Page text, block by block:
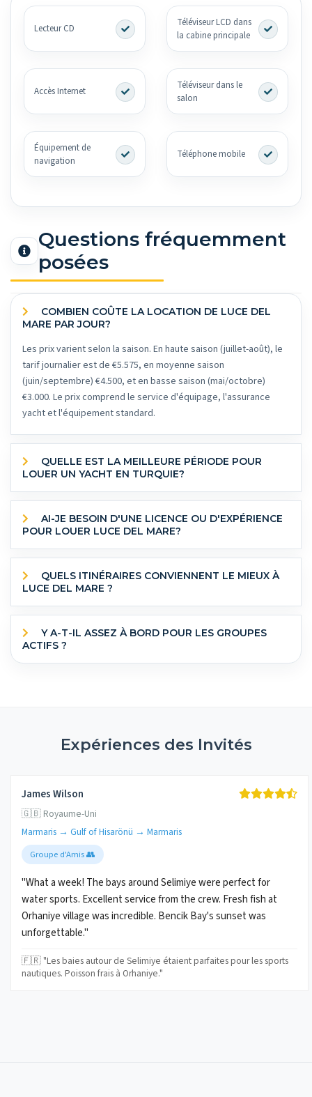
Lecteur CD
Téléviseur LCD dans
la cabine principale
Accès Internet
Téléviseur dans le
salon
Équipement de
navigation
Téléphone mobile
Questions fréquemment
posées
MARE PAR JOUR?
Les prix varient selon la saison. En haute saison (juillet-août), le
tarif journalier est de €5.575, en moyenne saison
(juin/septembre) €4.500, et en basse saison (mai/octobre)
€3.000. Le prix comprend le service d'équipage, l'assurance
yacht et l'équipement standard.
LOUER UN YACHT EN TURQUIE?
POUR LOUER LUCE DEL MARE?
LUCE DEL MARE ?
ACTIFS ?
Expériences des Invités
James Wilson
🇬🇧 Royaume-Uni
Marmaris → Gulf of Hisarönü → Marmaris
Groupe d'Amis 👥
"What a week! The bays around Selimiye were perfect for
water sports. Excellent service from the crew. Fresh fish at
Orhaniye village was incredible. Bencik Bay's sunset was
unforgettable."
🇫🇷 "Les baies autour de Selimiye étaient parfaites pour les sports
nautiques. Poisson frais à Orhaniye."